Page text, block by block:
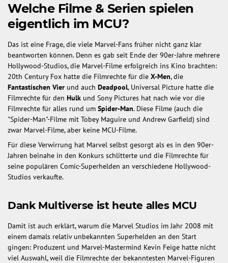
Welche Filme & Serien spielen
eigentlich im MCU?
Das ist eine Frage, die viele Marvel-Fans früher nicht ganz klar
beantworten können. Denn es gab seit Ende der 90er-Jahre mehrere
Hollywood-Studios, die Marvel-Filme erfolgreich ins Kino brachten:
20th Century Fox hatte die Filmrechte für die X-Men, die
Fantastischen Vier und auch Deadpool, Universal Picture hatte die
Filmrechte für den Hulk und Sony Pictures hat nach wie vor die
Filmrechte für alles rund um Spider-Man. Diese Filme (auch die
"Spider-Man"-Filme mit Tobey Maguire und Andrew Garfield) sind
zwar Marvel-Filme, aber keine MCU-Filme.
Für diese Verwirrung hat Marvel selbst gesorgt als es in den 90er-
Jahren beinahe in den Konkurs schlitterte und die Filmrechte für
seine populären Comic-Superhelden an verschiedene Hollywood-
Studios verkaufte.
Dank Multiverse ist heute alles MCU
Damit ist auch erklärt, warum die Marvel Studios im Jahr 2008 mit
einem damals relativ unbekannten Superhelden an den Start
gingen: Produzent und Marvel-Mastermind Kevin Feige hatte nicht
viel Auswahl, weil die Filmrechte der bekanntesten Marvel-Figuren